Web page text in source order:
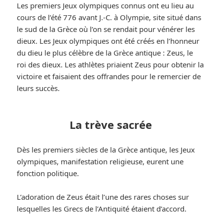
Les premiers Jeux olympiques connus ont eu lieu au
cours de l’été 776 avant J.-C. à Olympie, site situé dans
le sud de la Grèce où l’on se rendait pour vénérer les
dieux. Les Jeux olympiques ont été créés en l’honneur
du dieu le plus célèbre de la Grèce antique : Zeus, le
roi des dieux. Les athlètes priaient Zeus pour obtenir la
victoire et faisaient des offrandes pour le remercier de
leurs succès.
La trève sacrée
Dès les premiers siècles de la Grèce antique, les Jeux
olympiques, manifestation religieuse, eurent une
fonction politique.
L’adoration de Zeus était l’une des rares choses sur
lesquelles les Grecs de l’Antiquité étaient d’accord.